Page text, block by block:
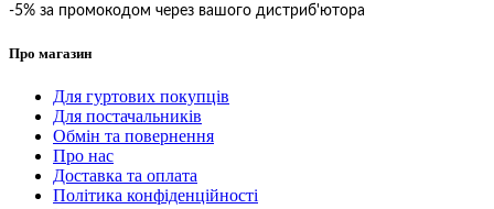
-5% за промокодом через вашого дистриб'ютора
Про магазин
Для гуртових покупців
Для постачальників
Обмін та повернення
Про нас
Доставка та оплата
Політика конфіденційності